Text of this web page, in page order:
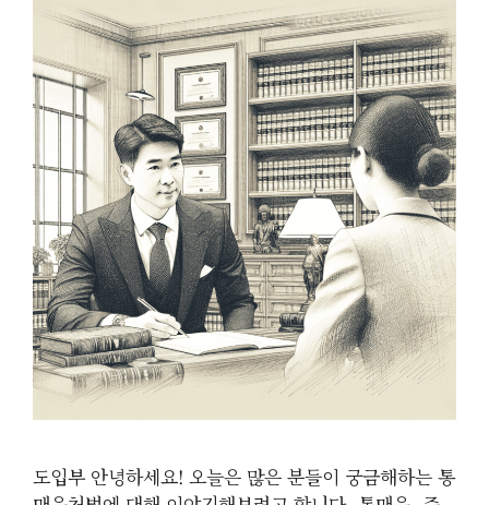
도입부 안녕하세요! 오늘은 많은 분들이 궁금해하는 통